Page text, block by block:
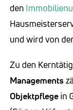
den
und wird von
Zu den
Managements
Objektpflege in